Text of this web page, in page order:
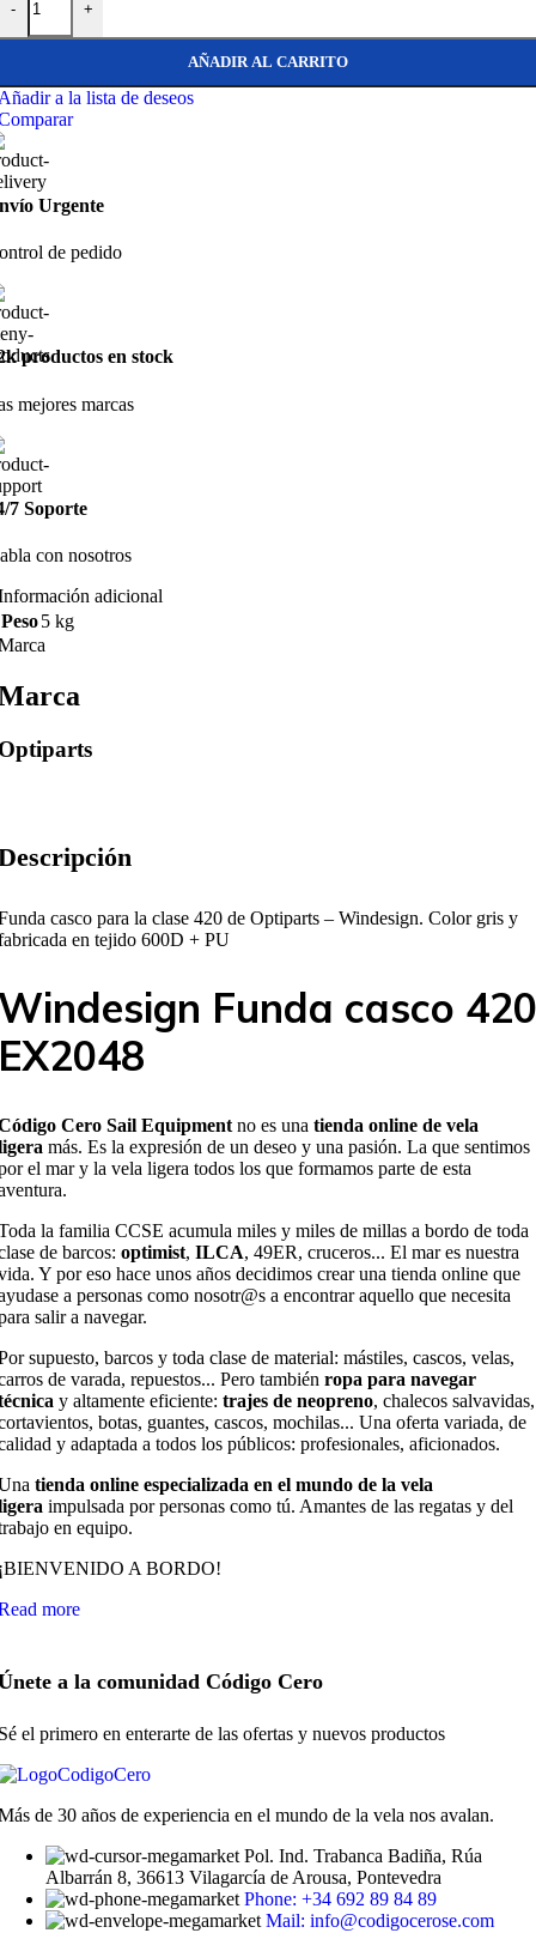
- +
AÑADIR AL CARRITO
a la lista de deseos
Urgente
de pedido
productos en stock
mejores marcas
7 Soporte
con nosotros
adicional
Peso5 kg
casco para la clase 420 de Optiparts – Windesign. Color gris y
en tejido 600D + PU
Funda casco 420
Cero Sail Equipment no es una tienda online de vela
más. Es la expresión de un deseo y una pasión. La que sentimos
el mar y la vela ligera todos los que formamos parte de esta
la familia CCSE acumula miles y miles de millas a bordo de toda
de barcos: optimist, ILCA, 49ER, cruceros... El mar es nuestra
Y por eso hace unos años decidimos crear una tienda online que
a personas como nosotr@s a encontrar aquello que necesita
salir a navegar.
supuesto, barcos y toda clase de material: mástiles, cascos, velas,
de varada, repuestos... Pero también ropa para navegar
y altamente eficiente: trajes de neopreno, chalecos salvavidas,
botas, guantes, cascos, mochilas... Una oferta variada, de
y adaptada a todos los públicos: profesionales, aficionados.
tienda online especializada en el mundo de la vela
impulsada por personas como tú. Amantes de las regatas y del
en equipo.
A BORDO!
more
a la comunidad Código Cero
el primero en enterarte de las ofertas y nuevos productos
de 30 años de experiencia en el mundo de la vela nos avalan.
Pol. Ind. Trabanca Badiña, Rúa
Albarrán 8, 36613 Vilagarcía de Arousa, Pontevedra
Phone: +34 692 89 84 89
Mail: info@codigocerose.com